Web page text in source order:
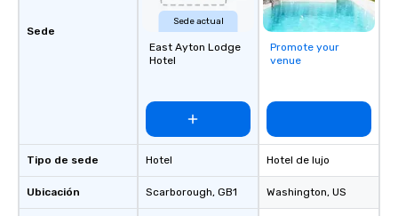
Sede
Tipo de sede
Ubicación
Sede actual
East Ayton Lodge
Hotel
Hotel
Scarborough, GB1
Promote your
venue
Hotel de lujo
Washington, US